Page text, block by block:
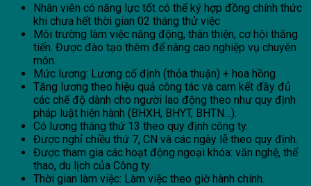
Nhân viên có năng lực tốt có thể ký hợp đồng chính thức
khi chưa hết thời gian 02 tháng thử việc
Môi trường làm việc năng động, thân thiện, cơ hội thăng
tiến. Được đào tạo thêm để nâng cao nghiệp vụ chuyên
môn.
Mức lương: Lương cố định (thỏa thuận) + hoa hồng
Tăng lương theo hiệu quả công tác và cam kết đầy đủ
các chế độ dành cho người lao động theo như quy định
pháp luật hiện hành (BHXH, BHYT, BHTN…).
Có lương tháng thứ 13 theo quy định công ty.
Được nghỉ chiều thứ 7, CN và các ngày lễ theo quy định.
Được tham gia các hoạt động ngoại khóa: văn nghệ, thể
thao, du lịch của Công ty.
Thời gian làm việc: Làm việc theo giờ hành chính.